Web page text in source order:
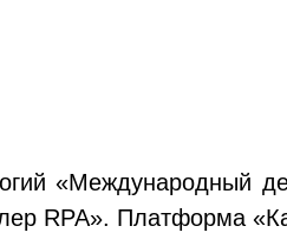
«Международный
RPA». Платформа